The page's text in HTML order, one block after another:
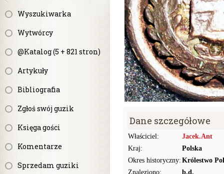
Wyszukiwarka
Wytwórcy
@Katalog (5 + 821 stron)
Artykuły
Bibliografia
Zgłoś swój guzik
Księga gości
Komentarze
Sprzedam guziki
Dane szczegółowe
Właściciel:
Jacek.Ant
Kraj:
Polska
Okres historyczny: Królestwo
Znaleziono:
b.d.